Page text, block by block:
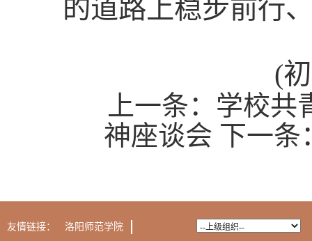
的道路上稳步前行
(
上一条： 学校共
神座谈会 下一条
友情链接： 洛阳师范学院